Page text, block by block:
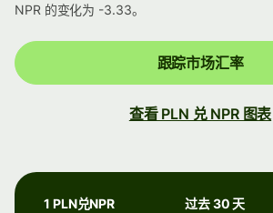
NPR 的变化为 -3.33。
跟踪市场汇率
查看 PLN 兑 NPR 图表
1 PLN兑NPR 过去 30 天